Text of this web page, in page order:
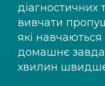
діагностичних
вивчати
які навчаються
домашнє
хвилин